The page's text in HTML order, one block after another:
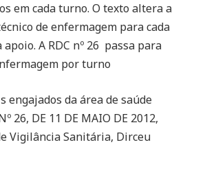
em cada turno. O texto altera a
de enfermagem para cada
A RDC nº 26 passa para
por turno
engajados da área de saúde
26, DE 11 DE MAIO DE 2012,
Vigilância Sanitária, Dirceu